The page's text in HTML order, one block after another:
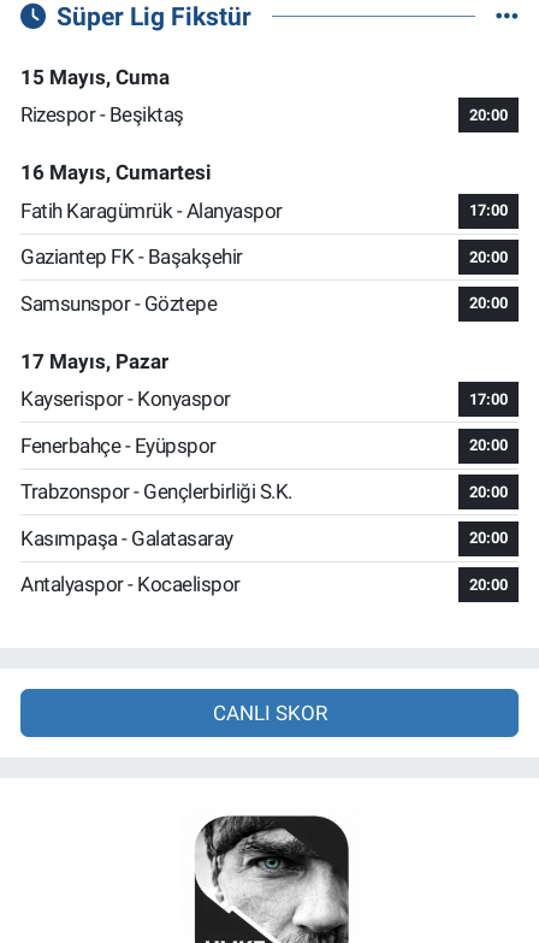
Süper Lig Fikstür
15 Mayıs, Cuma
Rizespor - Beşiktaş
20:00
16 Mayıs, Cumartesi
Fatih Karagümrük - Alanyaspor
17:00
Gaziantep FK - Başakşehir 20:00
Samsunspor - Göztepe 20:00
17 Mayıs, Pazar
Kayserispor - Konyaspor
17:00
Fenerbahçe - Eyüpspor 20:00
Trabzonspor - Gençlerbirliği S.K. 20:00
Kasımpaşa - Galatasaray 20:00
Antalyaspor - Kocaelispor 20:00
CANLI SKOR